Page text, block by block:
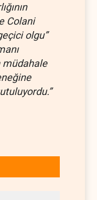
Colani
olgu”
müdahale